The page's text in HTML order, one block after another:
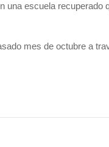
escuela
mes de octubre a